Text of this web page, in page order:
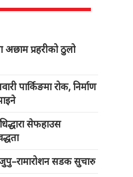
अछाम प्रहरीको ठुलो
पार्किङमा रोक, निर्माण
सेफहाउस
सडक सुचारु